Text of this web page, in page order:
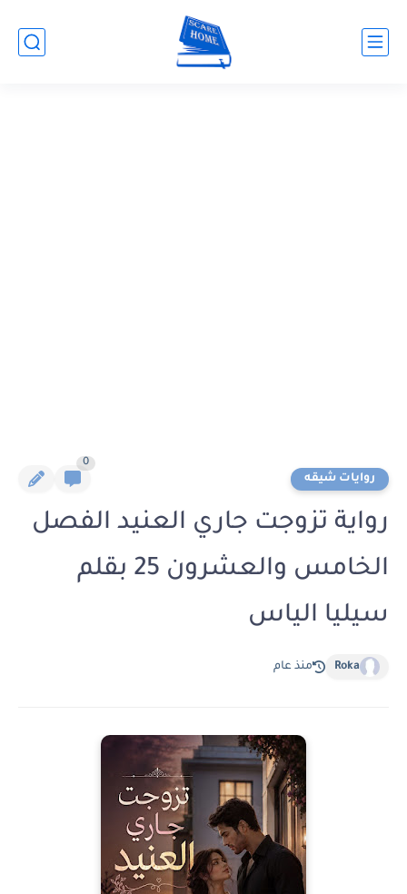
روايات شيقه
0
رواية تزوجت جاري العنيد الفصل
الخامس والعشرون 25 بقلم
سيليا الياس
Roka منذ عام